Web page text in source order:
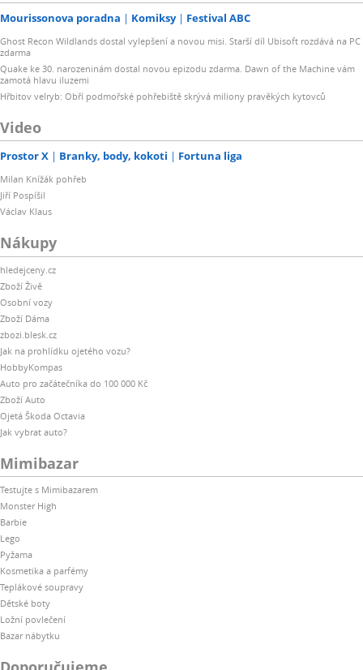
Mourissonova poradna Komiksy Festival ABC
Ghost Recon Wildlands dostal vylepšení a novou misi. Starší díl Ubisoft rozdává na PC
zdarma
Quake ke 30. narozeninám dostal novou epizodu zdarma. Dawn of the Machine vám
zamotá hlavu iluzemi
Hřbitov velryb: Obří podmořské pohřebiště skrývá miliony pravěkých kytovců
Video
Prostor X Branky, body, kokoti Fortuna liga
Milan Knížák pohřeb
Jiří Pospíšil
Václav Klaus
Nákupy
hledejceny.cz
Zboží Živě
Osobní vozy
Zboží Dáma
zbozi.blesk.cz
Jak na prohlídku ojetého vozu?
HobbyKompas
Auto pro začátečníka do 100 000 Kč
Zboží Auto
Ojetá Škoda Octavia
Jak vybrat auto?
Mimibazar
Testujte s Mimibazarem
Monster High
Barbie
Lego
Pyžama
Kosmetika a parfémy
Teplákové soupravy
Dětské boty
Ložní povlečení
Bazar nábytku